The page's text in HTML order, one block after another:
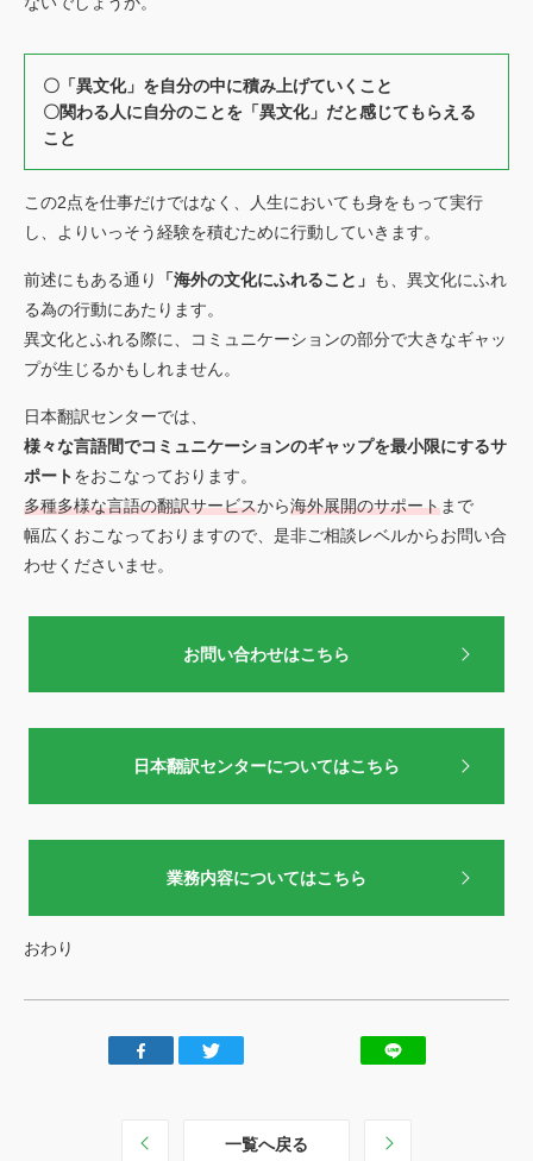
〇「異文化」を自分の中に積み上げていくこと
〇関わる人に自分のことを「異文化」だと感じてもらえる
こと
この2点を仕事だけではなく、人生においても身をもって実行
し、よりいっそう経験を積むために行動していきます。
前述にもある通り 「海外の文化にふれること」 も、異文化にふれ
る為の行動にあたります。
異文化とふれる際に、コミュニケーションの部分で大きなギャッ
プが生じるかもしれません。
日本翻訳センターでは、
様々な言語間でコミュニケーションのギャップを最小限にするサ
ポートをおこなっております。
多種多様な言語の翻訳サービスから海外展開のサポートまで
幅広くおこなっておりますので、是非ご相談レベルからお問い合
わせくださいませ。
お問い合わせはこちら
日本翻訳センターについてはこちら
業務内容についてはこちら
おわり
一覧へ戻る